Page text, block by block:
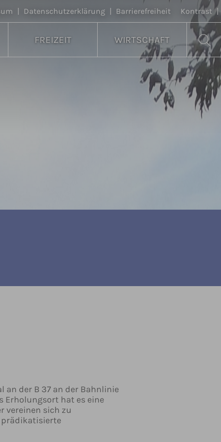
Kontrast |
| Datenschutzerklärung | Barrierefreiheit
FREIZEIT WIRTSCHAFT
an der B 37 an der Bahnlinie
Erholungsort hat es eine
vereinen sich zu
prädikatisierte